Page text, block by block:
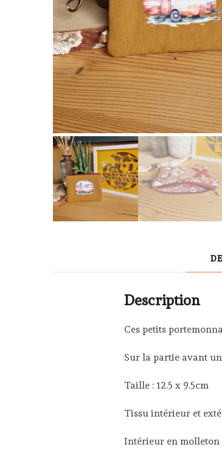
Description
Ces petits
Sur la partie avant
Taille : 12.5 x 9.5cm
Tissu intérieur et
Intérieur en molleton